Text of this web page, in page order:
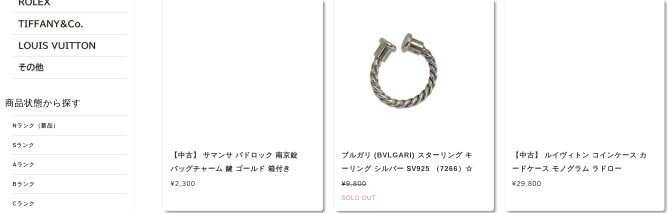
商品状態から探す
Nランク（新品）
Sランク
Aランク
Bランク
Cランク
【中古】 サマンサ パドロック 南京錠
バッグチャーム 鍵 ゴールド 箱付き
Samantha Thavasa （3725）
¥2,300
ブルガリ (BVLGARI) スターリング キ
ーリング シルバー SV925 （7266）☆
¥9,800
SOLD OUT
【中古】 ルイヴィトン コインケース カ
ードケース モノグラム ラドロー
M61927 メンズ
¥29,800